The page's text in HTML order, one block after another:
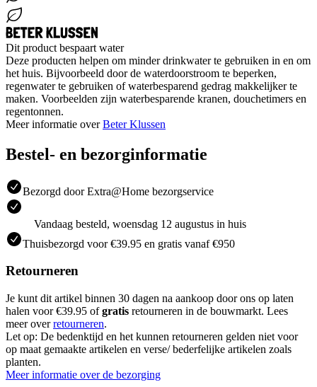
Dit product bespaart water
Deze producten helpen om minder drinkwater te gebruiken in en om
het huis. Bijvoorbeeld door de waterdoorstroom te beperken,
regenwater te gebruiken of waterbesparend gedrag makkelijker te
maken. Voorbeelden zijn waterbesparende kranen, douchetimers en
regentonnen.
Meer informatie overBeter Klussen
Bestel- en bezorginformatie
Bezorgd door Extra@Home bezorgservice
Vandaag besteld, woensdag 12 augustus in huis
Thuisbezorgd voor €39.95 en gratis vanaf €950
Retourneren
Je kunt dit artikel binnen 30 dagen na aankoop door ons op laten
halen voor €39.95 ofgratis retourneren in de bouwmarkt. Lees
meer overretourneren.
Let op: De bedenktijd en het kunnen retourneren gelden niet voor
op maat gemaakte artikelen en verse/ bederfelijke artikelen zoals
planten.
Meer informatie over de bezorging